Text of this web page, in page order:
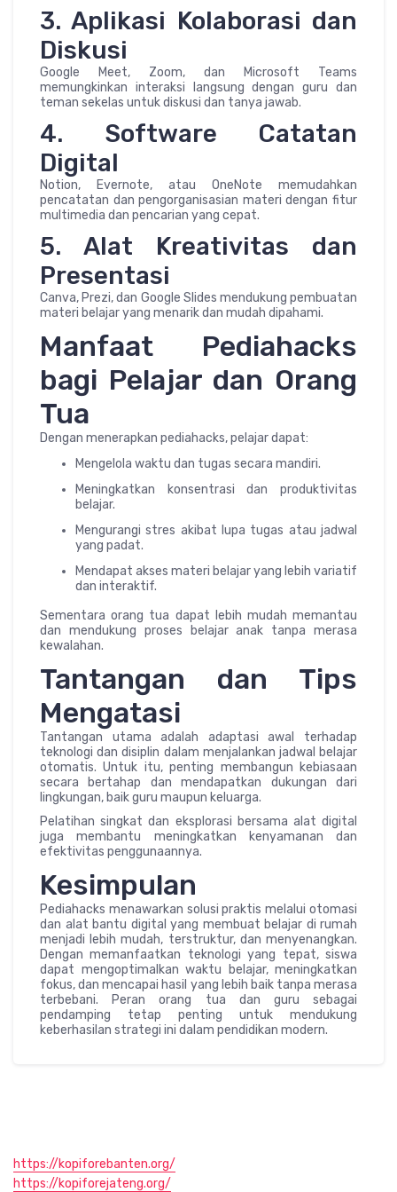
3. Aplikasi Kolaborasi dan
Diskusi
Google Meet, Zoom, dan Microsoft Teams
memungkinkan interaksi langsung dengan guru dan
teman sekelas untuk diskusi dan tanya jawab.
4. Software Catatan
Digital
Notion, Evernote, atau OneNote memudahkan
pencatatan dan pengorganisasian materi dengan fitur
multimedia dan pencarian yang cepat.
5. Alat Kreativitas dan
Presentasi
Canva, Prezi, dan Google Slides mendukung pembuatan
materi belajar yang menarik dan mudah dipahami.
Manfaat Pediahacks
bagi Pelajar dan Orang
Tua
Dengan menerapkan pediahacks, pelajar dapat:
Mengelola waktu dan tugas secara mandiri.
Meningkatkan konsentrasi dan produktivitas
belajar.
Mengurangi stres akibat lupa tugas atau jadwal
yang padat.
Mendapat akses materi belajar yang lebih variatif
dan interaktif.
Sementara orang tua dapat lebih mudah memantau
dan mendukung proses belajar anak tanpa merasa
kewalahan.
Tantangan dan Tips
Mengatasi
Tantangan utama adalah adaptasi awal terhadap
teknologi dan disiplin dalam menjalankan jadwal belajar
otomatis. Untuk itu, penting membangun kebiasaan
secara bertahap dan mendapatkan dukungan dari
lingkungan, baik guru maupun keluarga.
Pelatihan singkat dan eksplorasi bersama alat digital
juga membantu meningkatkan kenyamanan dan
efektivitas penggunaannya.
Kesimpulan
Pediahacks menawarkan solusi praktis melalui otomasi
dan alat bantu digital yang membuat belajar di rumah
menjadi lebih mudah, terstruktur, dan menyenangkan.
Dengan memanfaatkan teknologi yang tepat, siswa
dapat mengoptimalkan waktu belajar, meningkatkan
fokus, dan mencapai hasil yang lebih baik tanpa merasa
terbebani. Peran orang tua dan guru sebagai
pendamping tetap penting untuk mendukung
keberhasilan strategi ini dalam pendidikan modern.
https://kopiforebanten.org/
https://kopiforejateng.org/